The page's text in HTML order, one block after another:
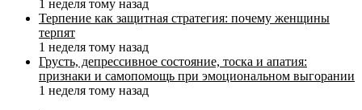
1 неделя тому назад
Терпение как защитная стратегия: почему женщины
терпят
1 неделя тому назад
Грусть, депрессивное состояние, тоска и апатия:
признаки и самопомощь при эмоциональном выгорании
1 неделя тому назад